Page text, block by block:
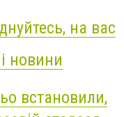
на вас
новини
встановили,